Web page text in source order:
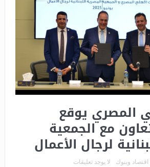
المصري يوقع
مع الجمعية
لرجال الأعمال
اقتصاد وبنوك
لا يوجد تعليقات